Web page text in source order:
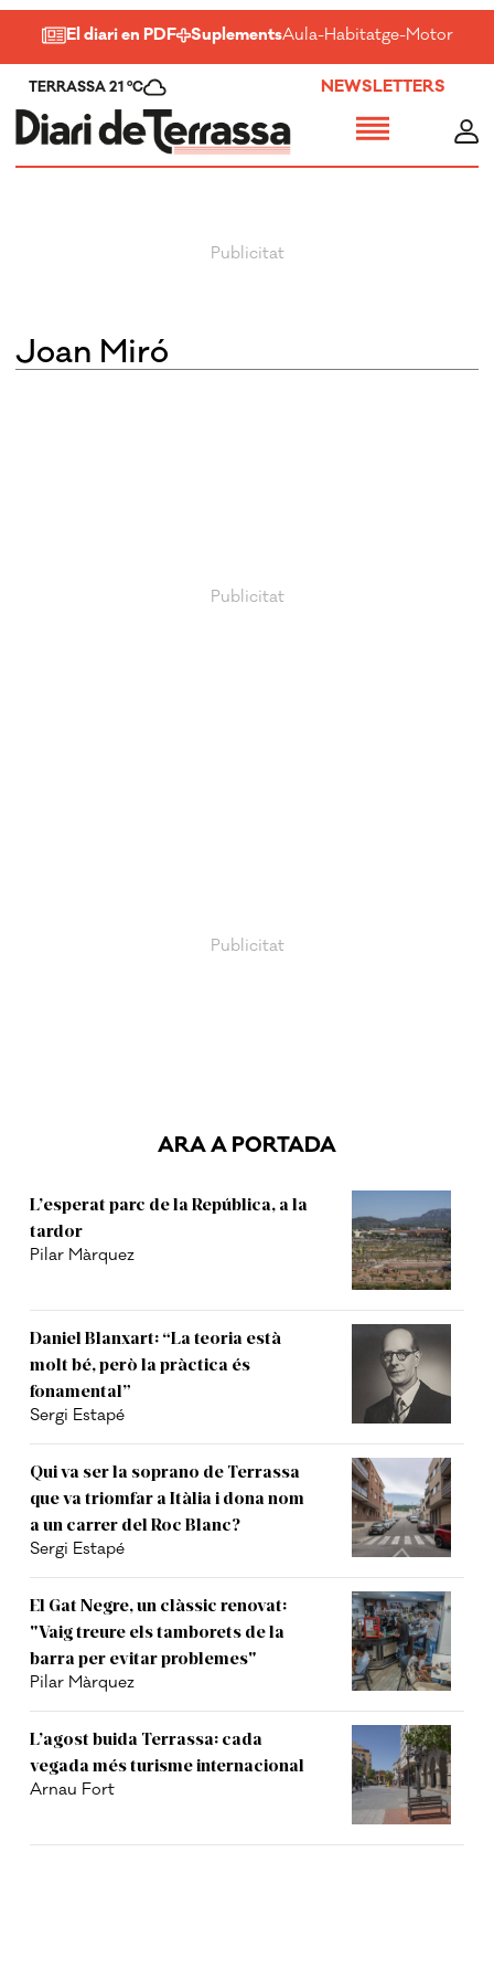
El diari en PDF SuplementsAula-Habitatge-Motor-
TERRASSA 21 ºC NEWSLETTERS
Joan Miró
ARA A PORTADA
L’esperat parc de la República, a la
tardor
Pilar Màrquez
Daniel Blanxart: “La teoria està
molt bé, però la pràctica és
fonamental”
Sergi Estapé
Qui va ser la soprano de Terrassa
que va triomfar a Itàlia i dona nom
a un carrer del Roc Blanc?
Sergi Estapé
El Gat Negre, un clàssic renovat:
"Vaig treure els tamborets de la
barra per evitar problemes"
Pilar Màrquez
L’agost buida Terrassa: cada
vegada més turisme internacional
Arnau Fort